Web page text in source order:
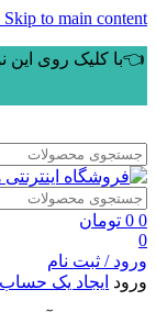
Skip to main content
👈با کلیک روی این
0
0 تومان
0
ورود / ثبت نام
ورود ایجاد یک